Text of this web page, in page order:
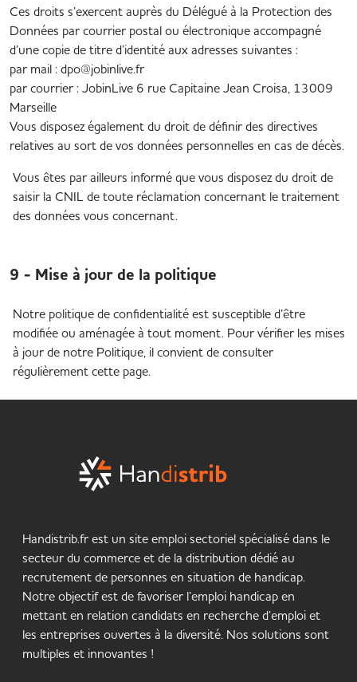
Ces droits s’exercent auprès du Délégué à la Protection des
Données par courrier postal ou électronique accompagné
d’une copie de titre d’identité aux adresses suivantes :
par mail : dpo@jobinlive.fr
par courrier : JobinLive 6 rue Capitaine Jean Croisa, 13009
Marseille
Vous disposez également du droit de définir des directives
relatives au sort de vos données personnelles en cas de décès.
Vous êtes par ailleurs informé que vous disposez du droit de
saisir la CNIL de toute réclamation concernant le traitement
des données vous concernant.
9 - Mise à jour de la politique
Notre politique de confidentialité est susceptible d’être
modifiée ou aménagée à tout moment. Pour vérifier les mises
à jour de notre Politique, il convient de consulter
régulièrement cette page.
Handistrib.fr est un site emploi sectoriel spécialisé dans le
secteur du commerce et de la distribution dédié au
recrutement de personnes en situation de handicap.
Notre objectif est de favoriser l’emploi handicap en
mettant en relation candidats en recherche d’emploi et
les entreprises ouvertes à la diversité. Nos solutions sont
multiples et innovantes !